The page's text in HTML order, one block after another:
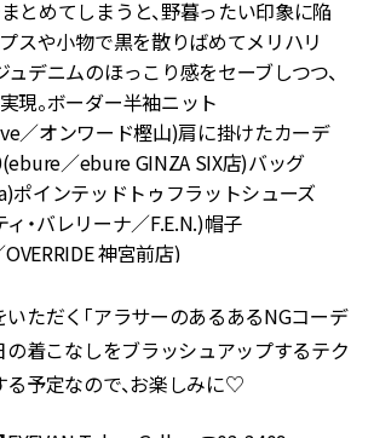
とめてしまうと、野暮ったい印象に陥
スや小物で黒を散りばめてメリハリ
ュデニムのほっこり感をセーブしつつ、
現。ボーダー半袖ニット
／オンワード樫山)肩に掛けたカーデ
／ebure GINZA SIX店)バッグ
ポインテッドトゥフラットシューズ
・バレリーナ／F.E.N.)帽子
神宮前店)
ただく「アラサーのあるあるNGコーデ
の着こなしをブラッシュアップするテク
予定なので、お楽しみに♡